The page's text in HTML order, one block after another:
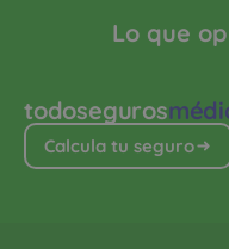
todoseguros
Calcula tu seguro
Lo que